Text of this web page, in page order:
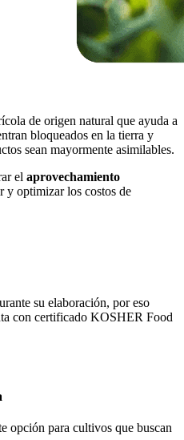
de origen natural que ayuda a
bloqueados en la tierra y
sean mayormente asimilables.
el aprovechamiento
y optimizar los costos de
su elaboración, por eso
con certificado KOSHER Food
opción para cultivos que buscan